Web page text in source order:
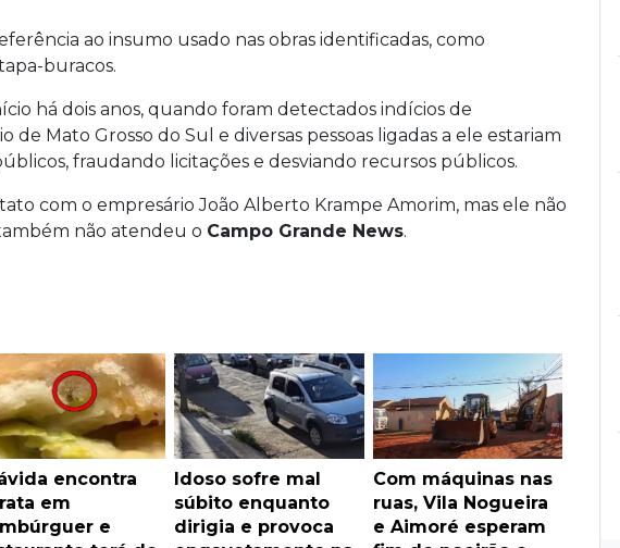
ao insumo usado nas obras identificadas, como
buracos.
há dois anos, quando foram detectados indícios de
Mato Grosso do Sul e diversas pessoas ligadas a ele estariam
fraudando licitações e desviando recursos públicos.
com o empresário João Alberto Krampe Amorim, mas ele não
não atendeu o Campo Grande News.
encontra
em
e
Idoso sofre mal
súbito enquanto
dirigia e provoca
Com máquinas nas
ruas, Vila Nogueira
e Aimoré esperam